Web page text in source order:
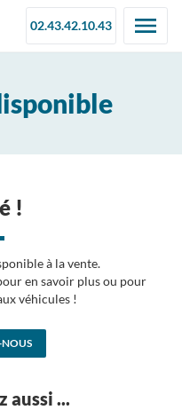
02.43.42.10.43
!
à la vente.
en savoir plus ou pour
véhicules !
aussi ...